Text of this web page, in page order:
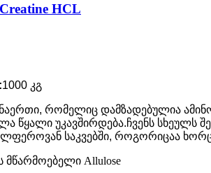
HCL
1000 კგ
რომელიც დამზადებულია
უკავშირდება.ჩვენს სხეულს
საკვებში, როგორიცაა